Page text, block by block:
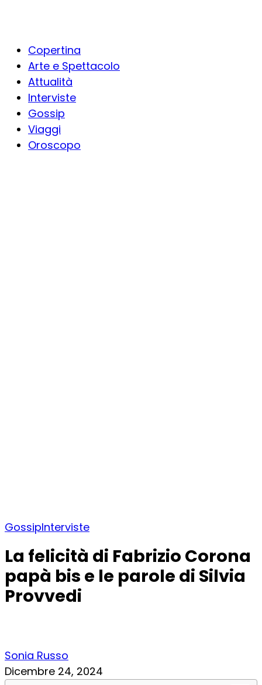
Copertina
Arte e Spettacolo
Attualità
Interviste
Gossip
Viaggi
Oroscopo
GossipInterviste
La felicità di Fabrizio Corona
papà bis e le parole di Silvia
Provvedi
Sonia Russo
Dicembre 24, 2024